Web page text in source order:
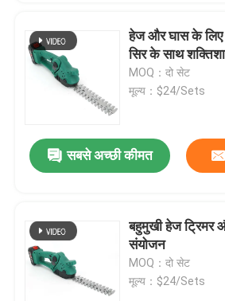
हमसे संपर्क करें
बोली मांगें
गैसोलीन चेनसॉ
इलेक्ट्रिक चेनसॉ
इलेक्ट्रिक ब्रश कटर
हेज और घास के लिए
सिर के साथ
MOQ：दो सेट
मूल्य：$24/Sets
सबसे अच्छी कीमत
बहुमुखी हेज ट्रिमर
संयोजन
MOQ：दो सेट
मूल्य：$24/Sets